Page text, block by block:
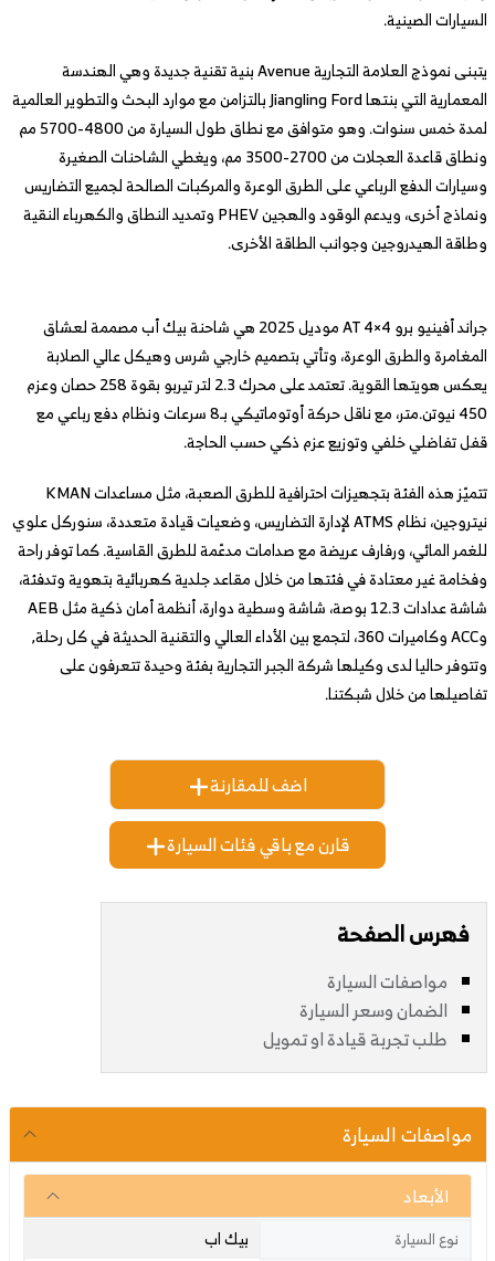
السيارات الصينية.
يتبنى نموذج العلامة التجارية Avenue بنية تقنية جديدة وهي الهندسة
المعمارية التي بنتها Jiangling Ford بالتزامن مع موارد البحث والتطوير العالمية
لمدة خمس سنوات. وهو متوافق مع نطاق طول السيارة من 4800-5700 مم
ونطاق قاعدة العجلات من 2700-3500 مم، ويغطي الشاحنات الصغيرة
وسيارات الدفع الرباعي على الطرق الوعرة والمركبات الصالحة لجميع التضاريس
ونماذج أخرى، ويدعم الوقود والهجين PHEV وتمديد النطاق والكهرباء النقية
وطاقة الهيدروجين وجوانب الطاقة الأخرى.
جراند أفينيو برو 4×4 AT موديل 2025 هي شاحنة بيك أب مصممة لعشاق
المغامرة والطرق الوعرة، وتأتي بتصميم خارجي شرس وهيكل عالي الصلابة
يعكس هويتها القوية. تعتمد على محرك 2.3 لتر تيربو بقوة 258 حصان وعزم
450 نيوتن.متر، مع ناقل حركة أوتوماتيكي بـ8 سرعات ونظام دفع رباعي مع
قفل تفاضلي خلفي وتوزيع عزم ذكي حسب الحاجة.
تتميّز هذه الفئة بتجهيزات احترافية للطرق الصعبة، مثل مساعدات KMAN
نيتروجين، نظام ATMS لإدارة التضاريس، وضعيات قيادة متعددة، سنوركل علوي
للغمر المائي، ورفارف عريضة مع صدامات مدعّمة للطرق القاسية. كما توفر راحة
وفخامة غير معتادة في فئتها من خلال مقاعد جلدية كهربائية بتهوية وتدفئة،
شاشة عدادات 12.3 بوصة، شاشة وسطية دوارة، أنظمة أمان ذكية مثل AEB
وACC وكاميرات 360، لتجمع بين الأداء العالي والتقنية الحديثة في كل رحلة,
وتتوفر حاليا لدى وكيلها شركة الجبر التجارية بفئة وحيدة تتعرفون على
تفاصيلها من خلال شبكتنا.
اضف للمقارنة
قارن مع باقي فئات السيارة
فهرس الصفحة
مواصفات السيارة
الضمان وسعر السيارة
طلب تجربة قيادة او تمويل
مواصفات السيارة
الأبعاد
نوع السيارة بيك اب